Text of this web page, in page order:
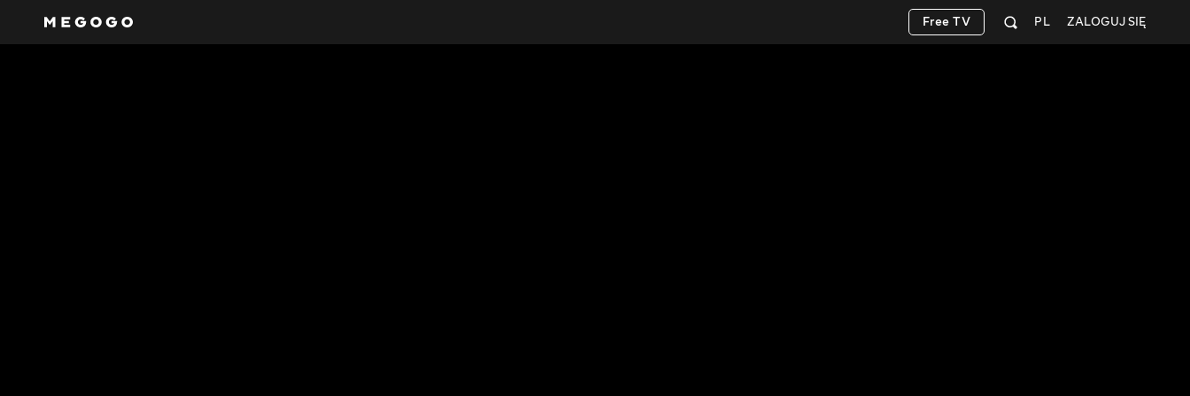
ZALOGUJ SIĘ
PL
Free TV